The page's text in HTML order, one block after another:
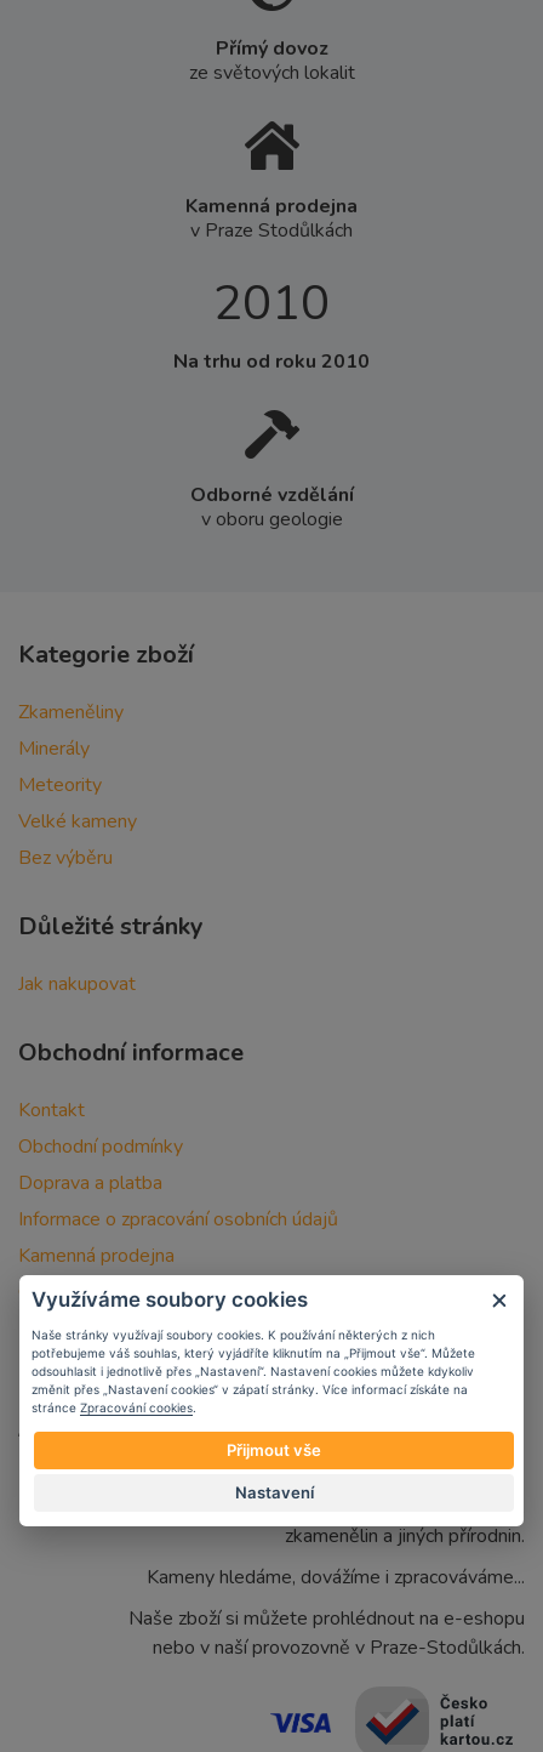
Přímý dovoz
ze světových lokalit
Kamenná prodejna
v Praze Stodůlkách
2010
Na trhu od roku 2010
Odborné vzdělání
v oboru geologie
Kategorie zboží
Zkameněliny
Minerály
Meteority
Velké kameny
Bez výběru
Důležité stránky
Jak nakupovat
Obchodní informace
Kontakt
Obchodní podmínky
Doprava a platba
Informace o zpracování osobních údajů
Kamenná prodejna
O nás
Zabýváme se prodejem vzácných minerálů,
zkamenělin a jiných přírodnin.
Kameny hledáme, dovážíme i zpracováváme...
Naše zboží si můžete prohlédnout na e-eshopu
nebo v naší provozovně v Praze-Stodůlkách.
Využíváme soubory cookies
Naše stránky využívají soubory cookies. K používání některých z nich
potřebujeme váš souhlas, který vyjádříte kliknutím na „Přijmout vše“. Můžete
odsouhlasit i jednotlivě přes „Nastavení“. Nastavení cookies můžete kdykoliv
změnit přes „Nastavení cookies“ v zápatí stránky. Více informací získáte na
stránce Zpracování cookies
Přijmout vše
Nastavení